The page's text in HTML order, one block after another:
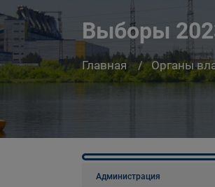
Выборы
Главная Органы
Администрация